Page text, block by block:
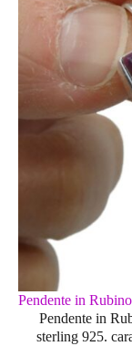
Pendente in
Pendente in
sterling 925.